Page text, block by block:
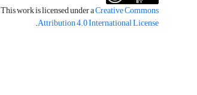
This work is licensed under aCreative Commons
Attribution 4.0 International License
.